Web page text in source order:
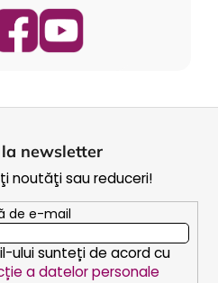
newsletter
noutăţi sau reduceri!
de e-mail
ului sunteți de acord cu
a datelor personale